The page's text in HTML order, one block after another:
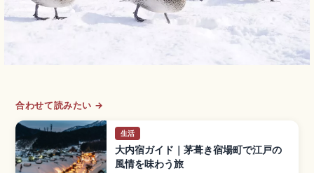
合わせて読みたい →
生活
大内宿ガイド｜茅葺き宿場町で江戸の
風情を味わう旅